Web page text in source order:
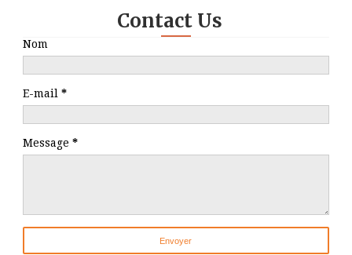
Contact Us
Nom
E-mail *
Message *